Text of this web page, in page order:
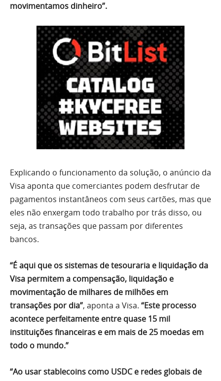
movimentamos dinheiro”.
Explicando o funcionamento da solução, o anúncio da
Visa aponta que comerciantes podem desfrutar de
pagamentos instantâneos com seus cartões, mas que
eles não enxergam todo trabalho por trás disso, ou
seja, as transações que passam por diferentes
bancos.
“É aqui que os sistemas de tesouraria e liquidação da
Visa permitem a compensação, liquidação e
movimentação de milhares de milhões em
transações por dia”, aponta a Visa. “Este processo
acontece perfeitamente entre quase 15 mil
instituições financeiras e em mais de 25 moedas em
todo o mundo.”
“Ao usar stablecoins como USDC e redes globais de